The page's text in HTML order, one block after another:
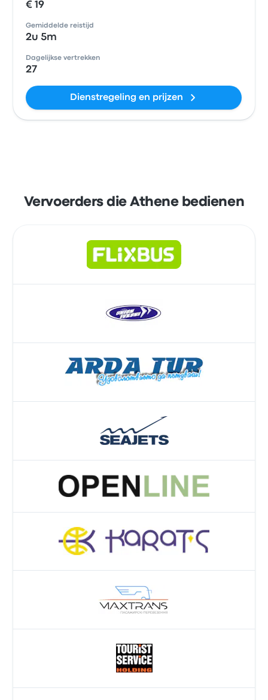
€ 19
Gemiddelde reistijd
2u 5m
Dagelijkse vertrekken
27
Dienstregeling en prijzen
Vervoerders die Athene bedienen